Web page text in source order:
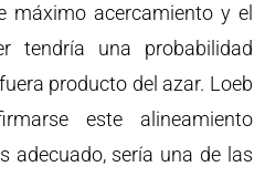
máximo acercamiento y el
tendría una probabilidad
producto del azar. Loeb
este alineamiento
adecuado, sería una de las